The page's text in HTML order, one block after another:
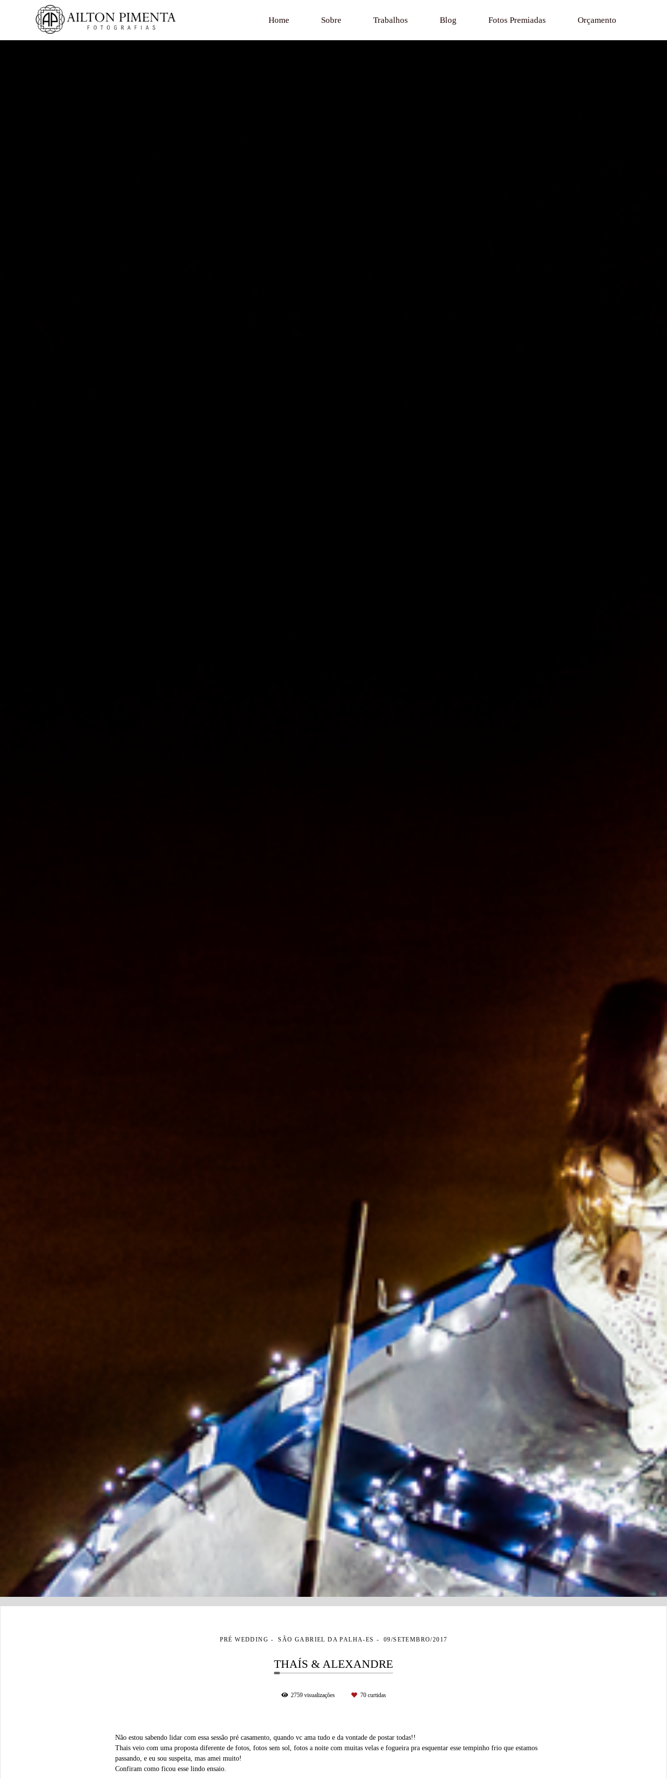
Home Sobre Trabalhos Blog Fotos Premiadas Orçamento
PRÉ WEDDING SÃO GABRIEL DA PALHA-ES 09/SETEMBRO/2017
THAÍS & ALEXANDRE
2759visualizações 70curtidas
Não estou sabendo lidar com essa sessão pré casamento, quando vc ama tudo e da vontade de postar todas!!
Thais veio com uma proposta diferente de fotos, fotos sem sol, fotos a noite com muitas velas e fogueira pra esquentar esse tempinho frio que estamos
passando, e eu sou suspeita, mas amei muito!
Confiram como ficou esse lindo ensaio.